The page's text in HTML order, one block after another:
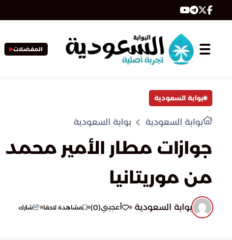
المفضلات
بوابة السعودية
بوابة السعودية بوابة السعودية
جوازات مطار الأمير
من موريتانيا
بوابة السعودية أعجبني(
0
) مشاهدة لاحقا شارك